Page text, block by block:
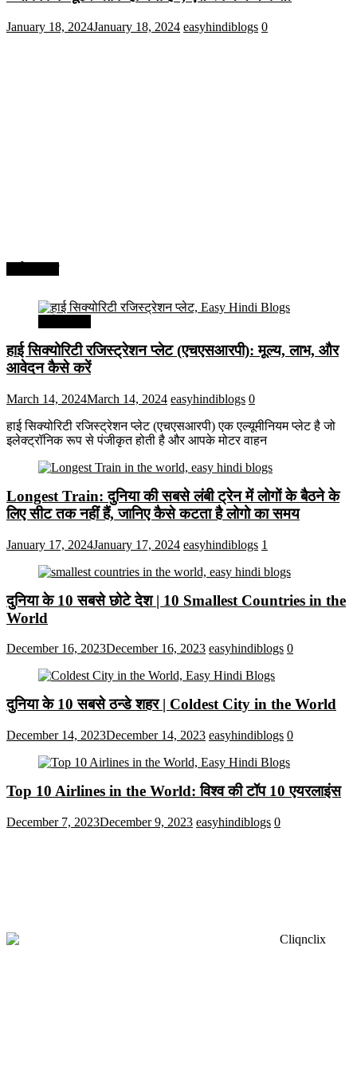
January 18, 2024January 18, 2024 easyhindiblogs 0
हाई सिक्योरिटी रजिस्ट्रेशन प्लेट (एचएसआरपी): मूल्य, लाभ, और
आवेदन कैसे करें
March 14, 2024March 14, 2024 easyhindiblogs 0
हाई सिक्योरिटी रजिस्ट्रेशन प्लेट (एचएसआरपी) एक एल्यूमीनियम प्लेट है जो
इलेक्ट्रॉनिक रूप से पंजीकृत होती है और आपके मोटर वाहन
Longest Train: दुनिया की सबसे लंबी ट्रेन में लोगों के बैठने के
लिए सीट तक ​​नहीं हैं, जानिए कैसे कटता है लोगो का समय
January 17, 2024January 17, 2024 easyhindiblogs 1
दुनिया के 10 सबसे छोटे देश | 10 Smallest Countries in the
World
December 16, 2023December 16, 2023 easyhindiblogs 0
दुनिया के 10 सबसे ठन्डे शहर | Coldest City in the World
December 14, 2023December 14, 2023 easyhindiblogs 0
Top 10 Airlines in the World: विश्व की टॉप 10 एयरलाइंस
December 7, 2023December 9, 2023 easyhindiblogs 0